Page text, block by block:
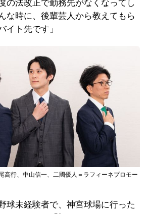
の法改正で勤務先がなくなってし
時に、後輩芸人から教えてもら
イト先です」
高行、中山信一、二國優人＝ラフィーネプロモー
球未経験者で、神宮球場に行った